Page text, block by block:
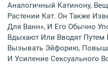
Аналогичный Катинону,
Растении Кат. Он Также
Для Ванн», И Его Обычно
Вдыхают Или Вводят
Вызывать Эйфорию,
И Усиление Сексуального